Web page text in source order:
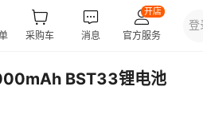
BST33锂电池